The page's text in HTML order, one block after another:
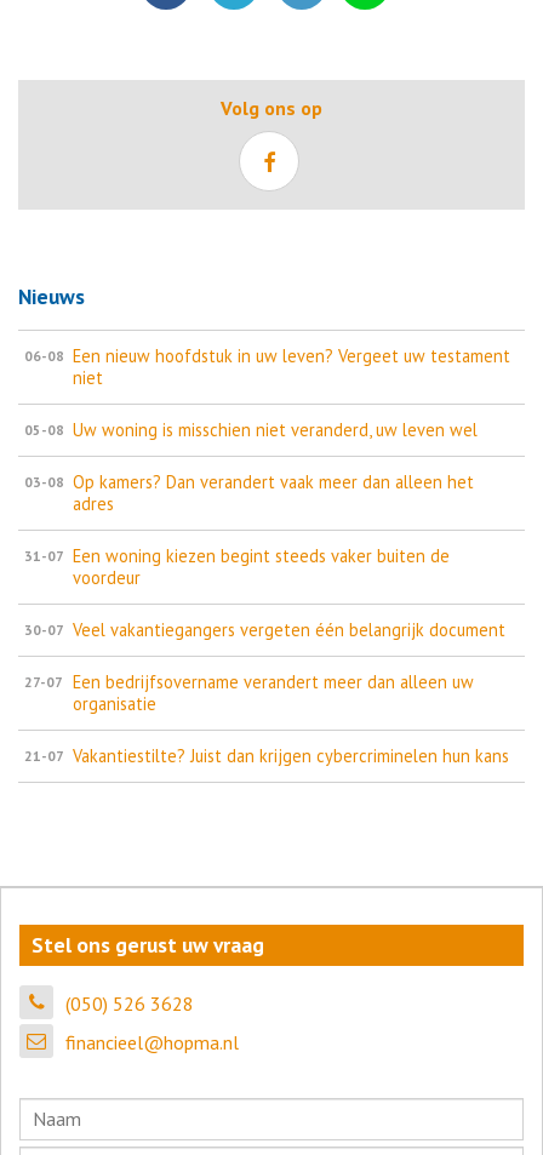
Volg ons op
Nieuws
06-08 Een nieuw hoofdstuk in uw leven? Vergeet uw testament
niet
05-08 Uw woning is misschien niet veranderd, uw leven wel
03-08 Op kamers? Dan verandert vaak meer dan alleen het
adres
31-07 Een woning kiezen begint steeds vaker buiten de
voordeur
30-07 Veel vakantiegangers vergeten één belangrijk document
27-07 Een bedrijfsovername verandert meer dan alleen uw
organisatie
21-07 Vakantiestilte? Juist dan krijgen cybercriminelen hun kans
Stel ons gerust uw vraag
(050) 526 3628
financieel@hopma.nl